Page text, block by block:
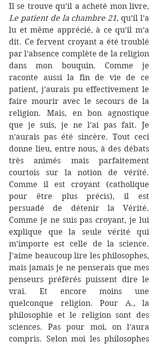
Le patient de la chambre 21, qu’il l’a
lu et même apprécié, à ce qu’il m’a
dit. Ce fervent croyant a été troublé
par l’absence complète de la religion
dans mon bouquin. Comme je
raconte aussi la fin de vie de ce
patient, j’aurais pu effectivement le
faire mourir avec le secours de la
religion. Mais, en bon agnostique
que je suis, je ne l’ai pas fait. Je
n’aurais pas été sincère. Tout ceci
donne lieu, entre nous, à des débats
très animés mais parfaitement
courtois sur la notion de vérité.
Comme il est croyant (catholique
pour être plus précis), il est
persuadé de détenir la Vérité.
Comme je ne suis pas croyant, je lui
explique que la seule vérité qui
m’importe est celle de la science.
J’aime beaucoup lire les philosophes,
mais jamais je ne penserais que mes
penseurs préférés puissent dire le
vrai. Et encore moins une
quelconque religion. Pour A., la
philosophie et le religion sont des
sciences. Pas pour moi, on l’aura
compris. Selon moi les philosophes